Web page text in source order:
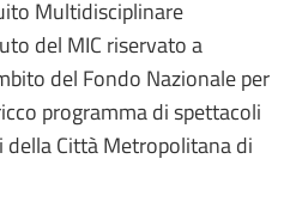
Multidisciplinare
del MIC riservato a
del Fondo Nazionale per
programma di spettacoli
Città Metropolitana di